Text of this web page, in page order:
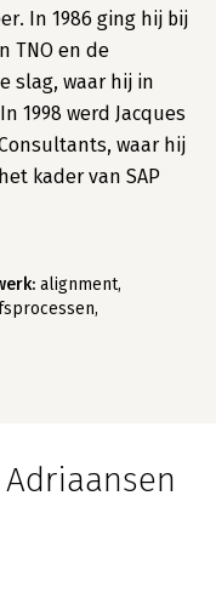
In 1986 ging hij bij
TNO en de
slag, waar hij in
1998 werd Jacques
waar hij
kader van SAP
alignment,